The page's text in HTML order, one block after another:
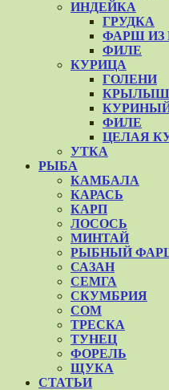
ИНДЕЙКА
ГРУДКА
ФАРШ ИЗ
ФИЛЕ
КУРИЦА
ГОЛЕНИ
ФИЛЕ
ЦЕЛАЯ
УТКА
РЫБА
КАМБАЛА
КАРАСЬ
КАРП
ЛОСОСЬ
МИНТАЙ
РЫБНЫЙ
САЗАН
СЕМГА
СКУМБРИЯ
СОМ
ТРЕСКА
ТУНЕЦ
ФОРЕЛЬ
ЩУКА
СТАТЬИ